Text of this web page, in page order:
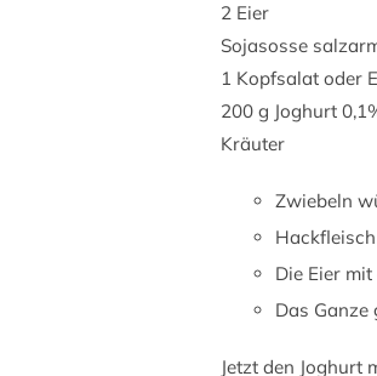
2 Eier
Sojasosse
1 Kopfsalat oder
200 g Joghurt
Kräuter
Zwiebeln
Die Eier
Das
Jetzt den Joghurt